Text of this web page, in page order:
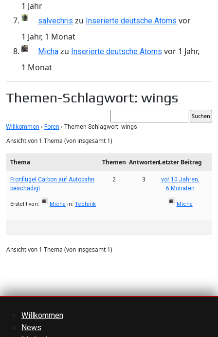
1 Jahr
salvechris zu Inserierte deutsche Atoms vor
1 Jahr, 1 Monat
Micha zu Inserierte deutsche Atoms vor 1 Jahr,
1 Monat
Themen-Schlagwort: wings
Willkommen › Foren › Themen-Schlagwort: wings
Ansicht von 1 Thema (von insgesamt 1)
Thema Themen AntwortenLetzter Beitrag
Fronflügel Carbon auf Autobahn
beschädigt
Erstellt von: Micha in: Technik
2 3
vor 10 Jahren,
6 Monaten
Micha
Ansicht von 1 Thema (von insgesamt 1)
Willkommen
News